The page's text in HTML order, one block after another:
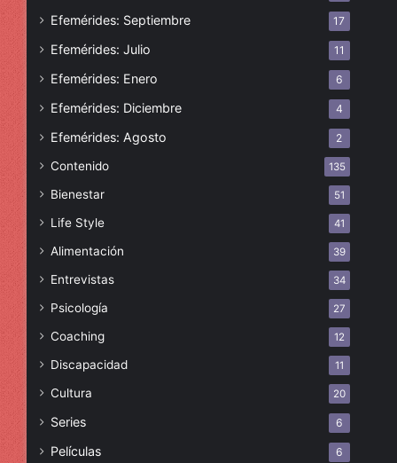
Efemérides: Septiembre 17
Efemérides: Julio 11
Efemérides: Enero 6
Efemérides: Diciembre 4
Efemérides: Agosto 2
Contenido 135
Bienestar 51
Life Style 41
Alimentación 39
Entrevistas 34
Psicología 27
Coaching 12
Discapacidad 11
Cultura 20
Series 6
Películas 6